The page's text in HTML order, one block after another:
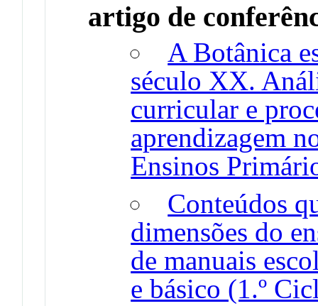
artigo de
A Botânica
século XX.
curricular e
aprendizagem
Ensinos
Conteúdos
dimensões do
de manuais
e básico (1.º